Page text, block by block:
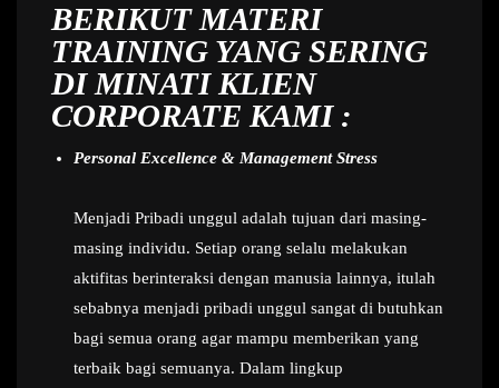
BERIKUT MATERI
TRAINING YANG SERING
DI MINATI KLIEN
CORPORATE KAMI :
Personal Excellence & Management Stress
Menjadi Pribadi unggul adalah tujuan dari masing-
masing individu. Setiap orang selalu melakukan
aktifitas berinteraksi dengan manusia lainnya, itulah
sebabnya menjadi pribadi unggul sangat di butuhkan
bagi semua orang agar mampu memberikan yang
terbaik bagi semuanya. Dalam lingkup